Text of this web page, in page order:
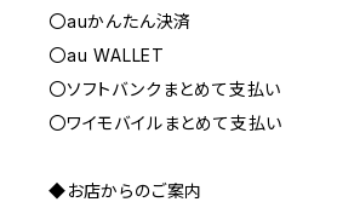
〇auかんたん決済
〇au WALLET
〇ソフトバンクまとめて支払い
〇ワイモバイルまとめて支払い
◆お店からのご案内